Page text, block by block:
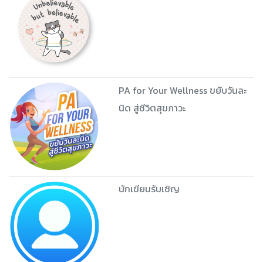
PA for Your Wellness ขยับวันละ
นิด สู่ชีวิตสุขภาวะ
นักเขียนรับเชิญ